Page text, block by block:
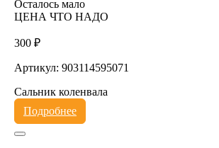
Осталось мало
ЦЕНА ЧТО НАДО
300 ₽
Артикул: 903114595071
Сальник коленвала
Подробнее